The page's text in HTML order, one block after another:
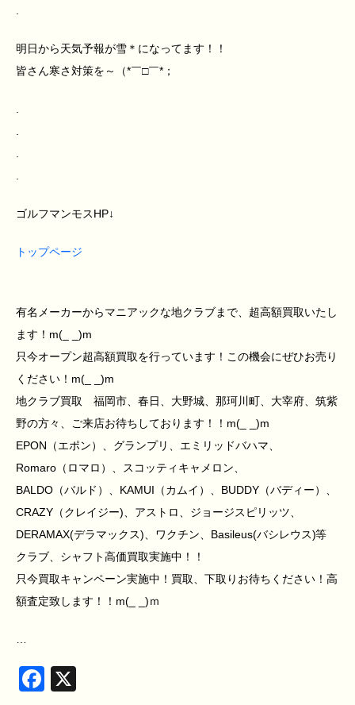
.
明日から天気予報が雪＊になってます！！
皆さん寒さ対策を～（*￣□￣*；
.
.
.
.
ゴルフマンモスHP↓
トップページ
有名メーカーからマニアックな地クラブまで、超高額買取いたし
ます！m(_ _)m
只今オープン超高額買取を行っています！この機会にぜひお売り
ください！m(_ _)m
地クラブ買取 福岡市、春日、大野城、那珂川町、大宰府、筑紫
野の方々、ご来店お待ちしております！！m(_ _)m
EPON（エポン）、グランプリ、エミリッドバハマ、
Romaro（ロマロ）、スコッティキャメロン、
BALDO（バルド）、KAMUI（カムイ）、BUDDY（バディー）、
CRAZY（クレイジー)、アストロ、ジョージスピリッツ、
DERAMAX(デラマックス)、ワクチン、Basileus(バシレウス)等
クラブ、シャフト高価買取実施中！！
只今買取キャンペーン実施中！買取、下取りお待ちください！高
額査定致します！！m(_ _)ｍ
…
Facebook